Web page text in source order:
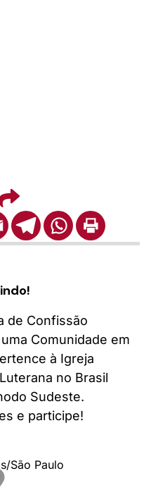
de Confissão
Comunidade em
à Igreja
no Brasil
Sudeste.
e participe!
São Paulo